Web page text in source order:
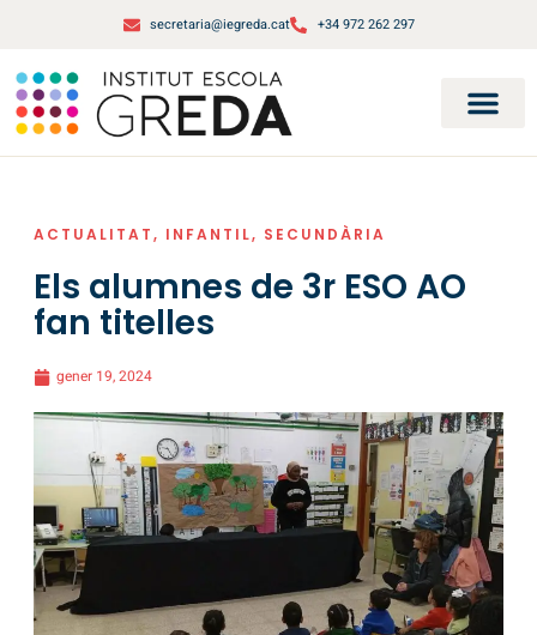
secretaria@iegreda.cat +34 972 262 297
ACTUALITAT, INFANTIL, SECUNDÀRIA
Els alumnes de 3r ESO AO
fan titelles
gener 19, 2024